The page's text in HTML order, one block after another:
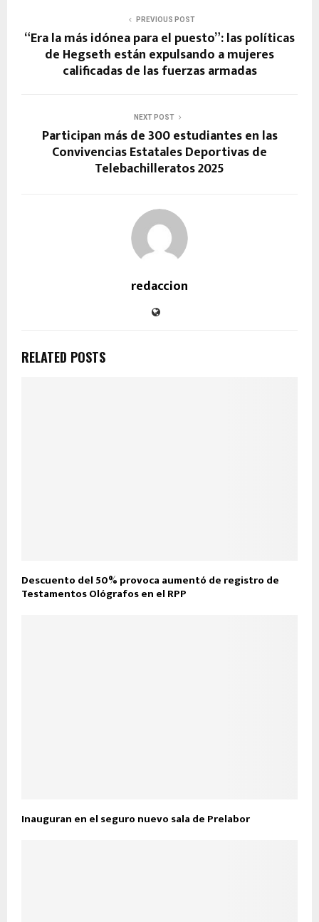
PREVIOUS POST
“Era la más idónea para el puesto”: las políticas
de Hegseth están expulsando a mujeres
calificadas de las fuerzas armadas
NEXT POST
Participan más de 300 estudiantes en las
Convivencias Estatales Deportivas de
Telebachilleratos 2025
redaccion
RELATED POSTS
Descuento del 50% provoca aumentó de registro de
Testamentos Ológrafos en el RPP
Inauguran en el seguro nuevo sala de Prelabor